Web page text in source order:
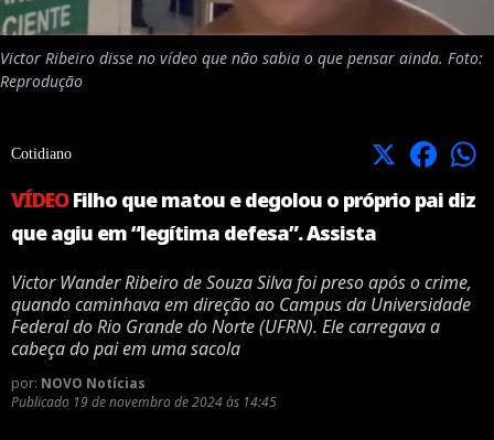
Victor Ribeiro disse no vídeo que não sabia o que pensar ainda. Foto:
Reprodução
Cotidiano X Facebook
VÍDEOFilho que matou e degolou o próprio pai diz
que agiu em “legítima defesa”. Assista
Victor Wander Ribeiro de Souza Silva foi preso após o crime,
quando caminhava em direção ao Campus da Universidade
Federal do Rio Grande do Norte (UFRN). Ele carregava a
cabeça do pai em uma sacola
por: NOVO Notícias
Publicado 19 de novembro de 2024 às 14:45